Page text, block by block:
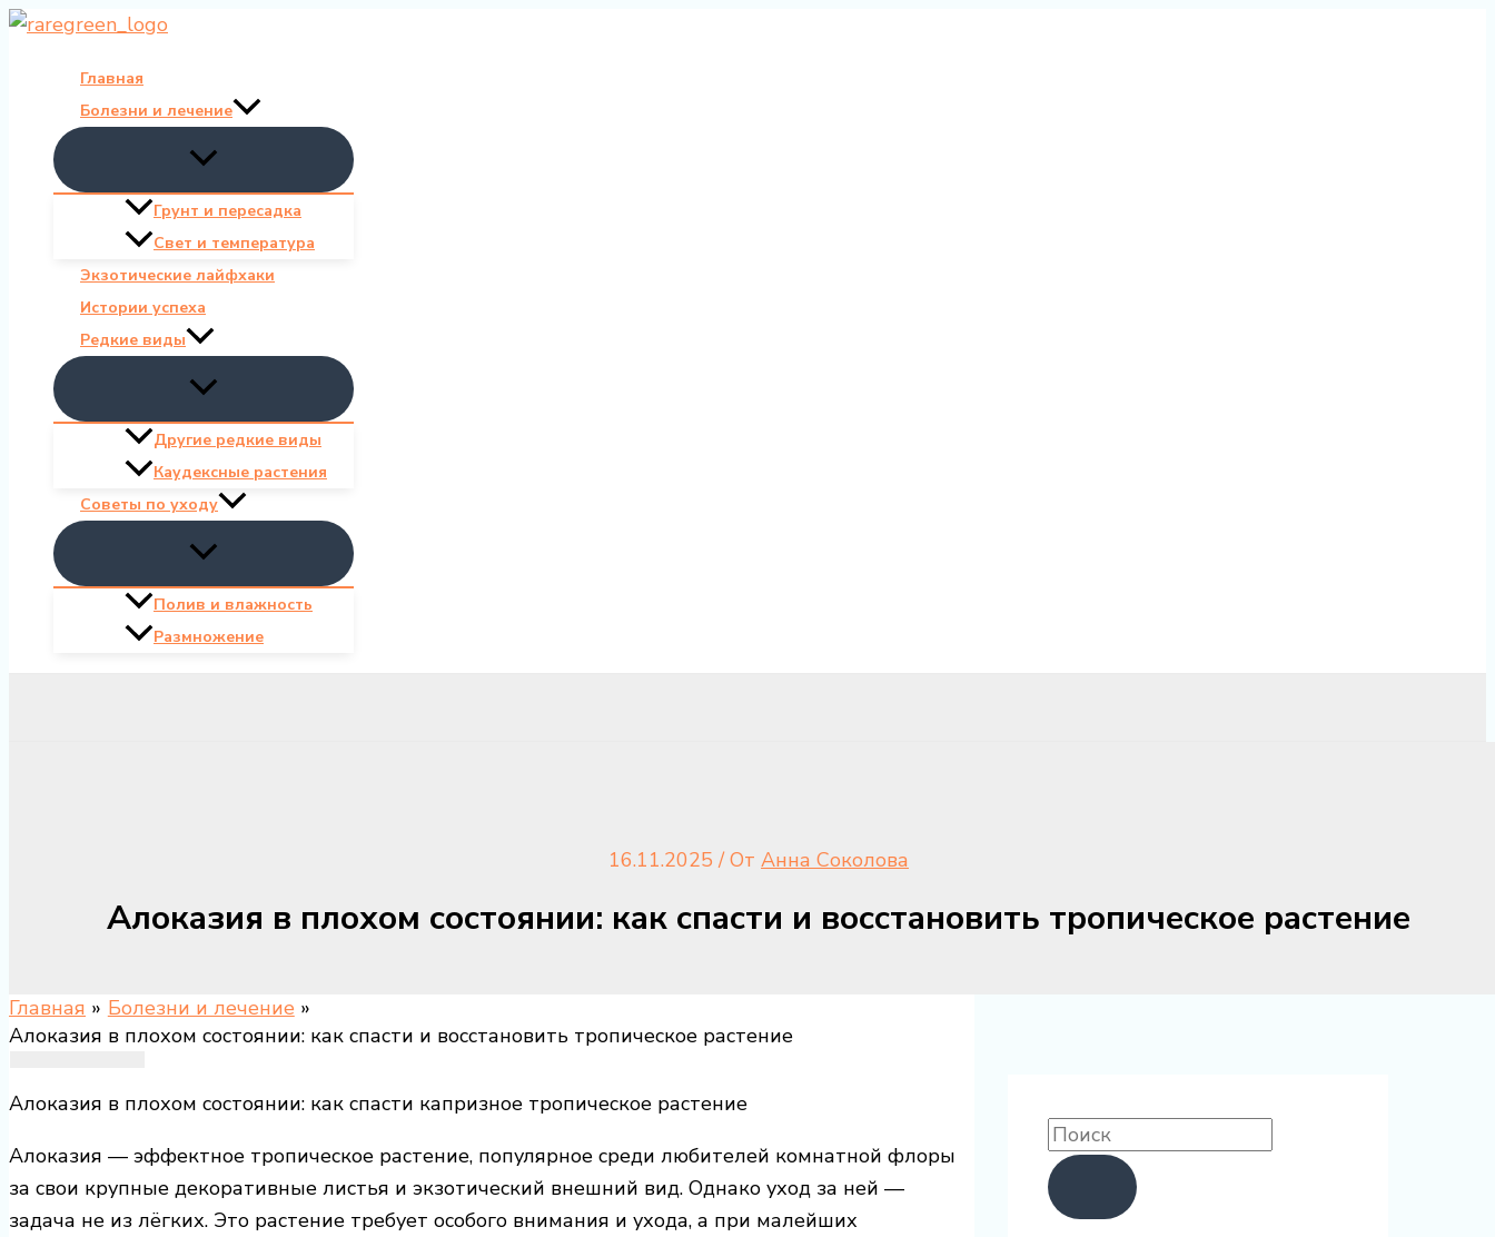
Перейти
содержимому
Главная
Болезни и лечение
Грунт и пересадка
Свет и температура
Экзотические лайфхаки
Истории успеха
Редкие виды
Другие редкие виды
Каудексные растения
Советы по уходу
Полив и влажность
Размножение
16.11.2025/ От Анна Соколова
Алоказия в плохом состоянии: как спасти и восстановить тропическое растение
Главная
Болезни и лечение
Алоказия в плохом состоянии: как спасти и восстановить тропическое растение
Алоказия в плохом состоянии: как спасти капризное тропическое растение
Алоказия — эффектное тропическое растение, популярное среди любителей комнатной флоры
за свои крупные декоративные листья и экзотический внешний вид. Однако уход за ней —
задача не из лёгких. Это растение требует особого внимания и ухода, а при малейших